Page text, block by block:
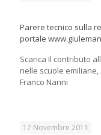
Parere tecnico sulla
portale
Scarica Il contributo
nelle scuole emiliane,
Franco Nanni
17 Novembre 2011